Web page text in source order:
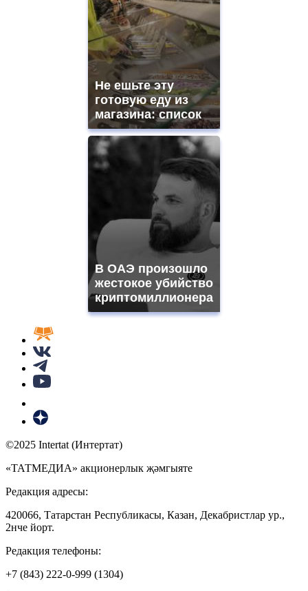
Не ешьте эту
готовую еду из
магазина: список
В ОАЭ произошло
жестокое убийство
криптомиллионера
©2025 Intertat (Интертат)
«ТАТМЕДИА» акционерлык җәмгыяте
Редакция адресы:
420066, Татарстан Республикасы, Казан, Декабристлар ур.,
2нче йорт.
Редакция телефоны:
+7 (843) 222-0-999 (1304)